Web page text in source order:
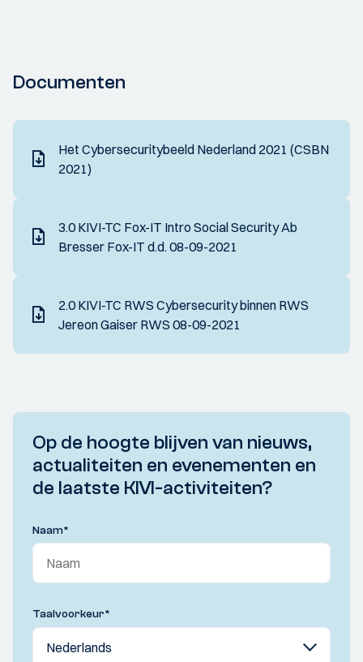
Documenten
Het Cybersecuritybeeld Nederland 2021 (CSBN
2021)
3.0 KIVI-TC Fox-IT Intro Social Security Ab
Bresser Fox-IT d.d. 08-09-2021
2.0 KIVI-TC RWS Cybersecurity binnen RWS
Jereon Gaiser RWS 08-09-2021
Op de hoogte blijven van nieuws,
actualiteiten en evenementen en
de laatste KIVI-activiteiten?
Naam*
Taalvoorkeur*